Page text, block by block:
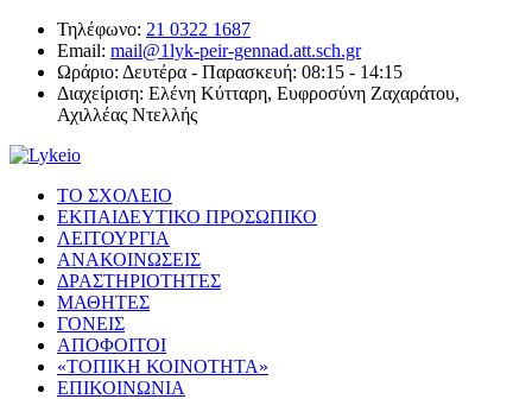
Τηλέφωνο: 21 0322 1687
Email: mail@1lyk-peir-gennad.att.sch.gr
Ωράριο: Δευτέρα - Παρασκευή: 08:15 - 14:15
Διαχείριση: Ελένη Κύτταρη, Ευφροσύνη Ζαχαράτου,
Αχιλλέας Ντελλής
ΤΟ ΣΧΟΛΕΙΟ
ΕΚΠΑΙΔΕΥΤΙΚΟ ΠΡΟΣΩΠΙΚΟ
ΛΕΙΤΟΥΡΓΙΑ
ΑΝΑΚΟΙΝΩΣΕΙΣ
ΔΡΑΣΤΗΡΙΟΤΗΤΕΣ
ΜΑΘΗΤΕΣ
ΓΟΝΕΙΣ
ΑΠΟΦΟΙΤΟΙ
«ΤΟΠΙΚΗ ΚΟΙΝΟΤΗΤΑ»
ΕΠΙΚΟΙΝΩΝΙΑ